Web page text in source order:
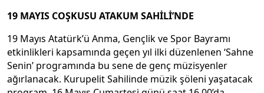
19 MAYIS COŞKUSU ATAKUM SAHİLİ’NDE
19 Mayıs Atatürk’ü Anma, Gençlik ve Spor Bayramı
etkinlikleri kapsamında geçen yıl ilki düzenlenen ‘Sahne
Senin’ programında bu sene de genç müzisyenler
ağırlanacak. Kurupelit Sahilinde müzik şöleni yaşatacak